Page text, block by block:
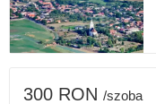
300 RON /szoba